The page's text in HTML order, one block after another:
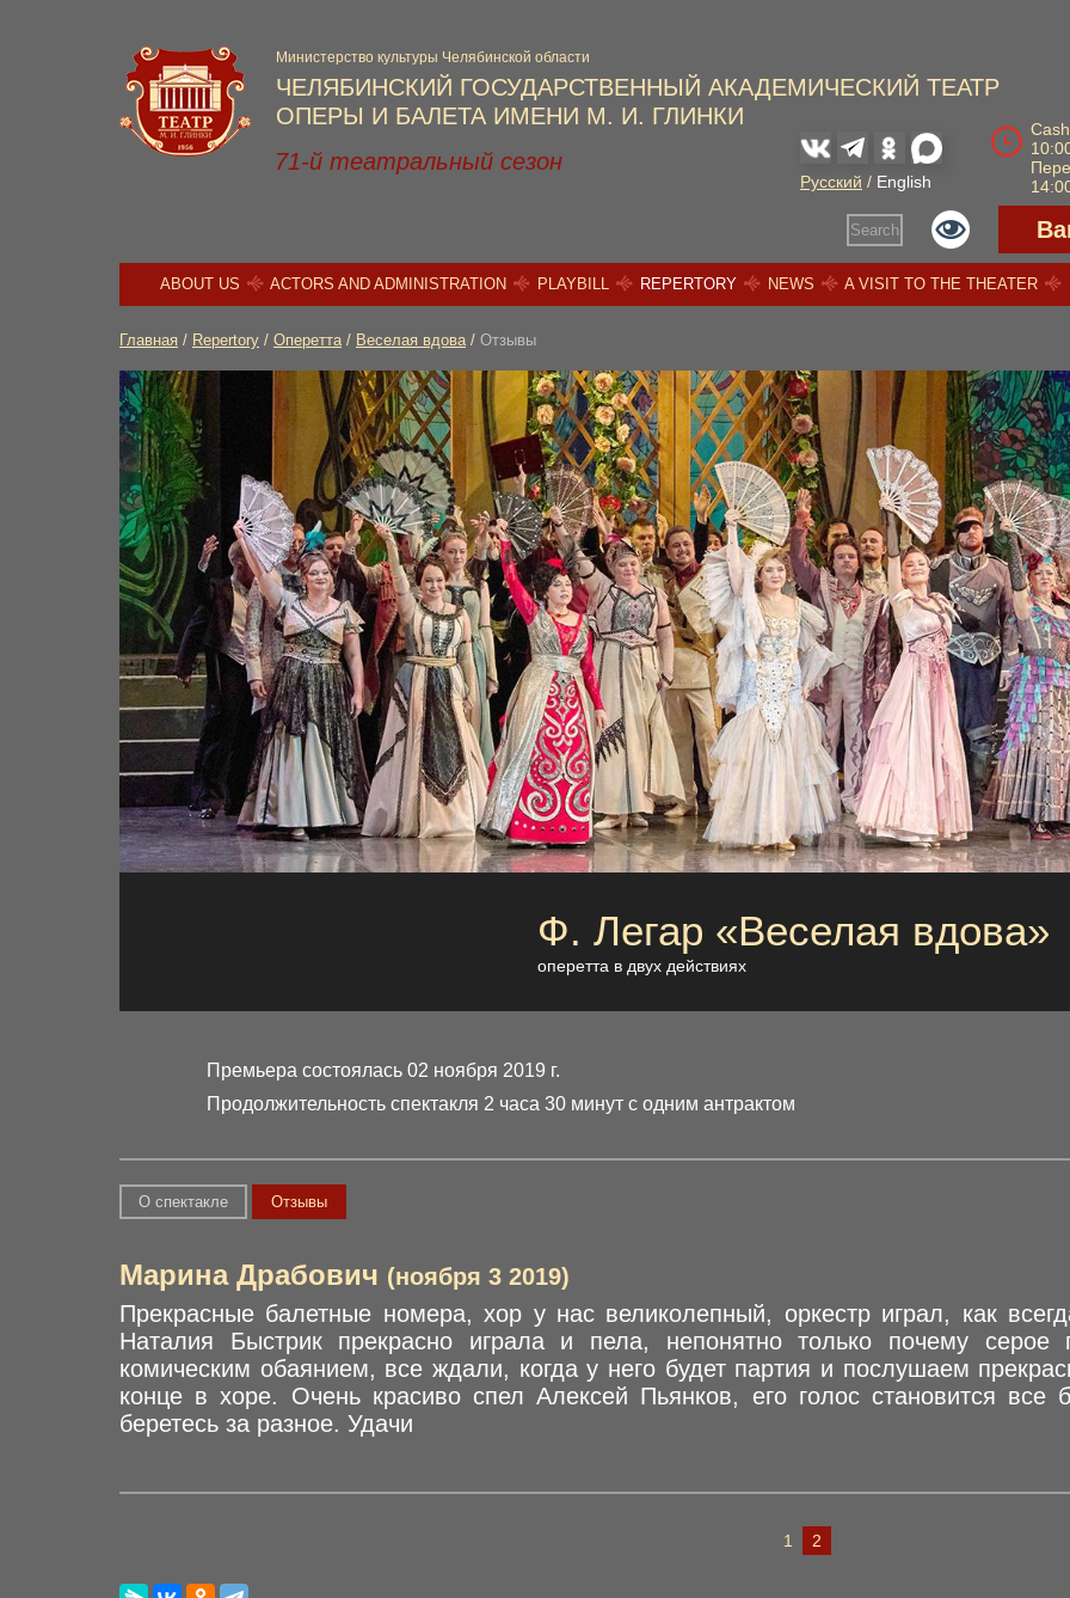
ЧЕЛЯБИНСКИЙ ГОСУДАРСТВЕННЫЙ АКАДЕМИЧЕСКИЙ ТЕАТР
ОПЕРЫ И БАЛЕТА ИМЕНИ М. И. ГЛИНКИ
Министерство культуры Челябинской области
Русский / English
71-й театральный сезон
Search
ABOUT US ACTORS AND ADMINISTRATION PLAYBILL REPERTORY NEWS A VISIT TO THE THEATER
Главная / Repertory / Оперетта/ Веселая вдова/ Отзывы
Ф. Легар «Веселая вдова»
оперетта в двух действиях
Премьера состоялась 02 ноября 2019 г.
Продолжительность спектакля 2 часа 30 минут с одним антрактом
О спектакле Отзывы
Марина Драбович (ноября 3 2019)
Прекрасные балетные номера, хор у нас великолепный, оркестр играл, как
Наталия Быстрик прекрасно играла и пела, непонятно только почему серое
комическим обаянием, все ждали, когда у него будет партия и послушаем
конце в хоре. Очень красиво спел Алексей Пьянков, его голос становится
беретесь за разное. Удачи
1 2